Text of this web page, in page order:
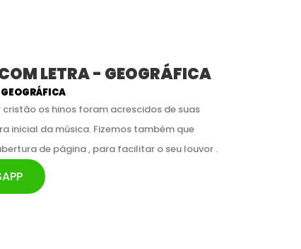
LETRA - GEOGRÁFICA
os hinos foram acrescidos de suas
inicial da música. Fizemos também que
de página , para facilitar o seu louvor .